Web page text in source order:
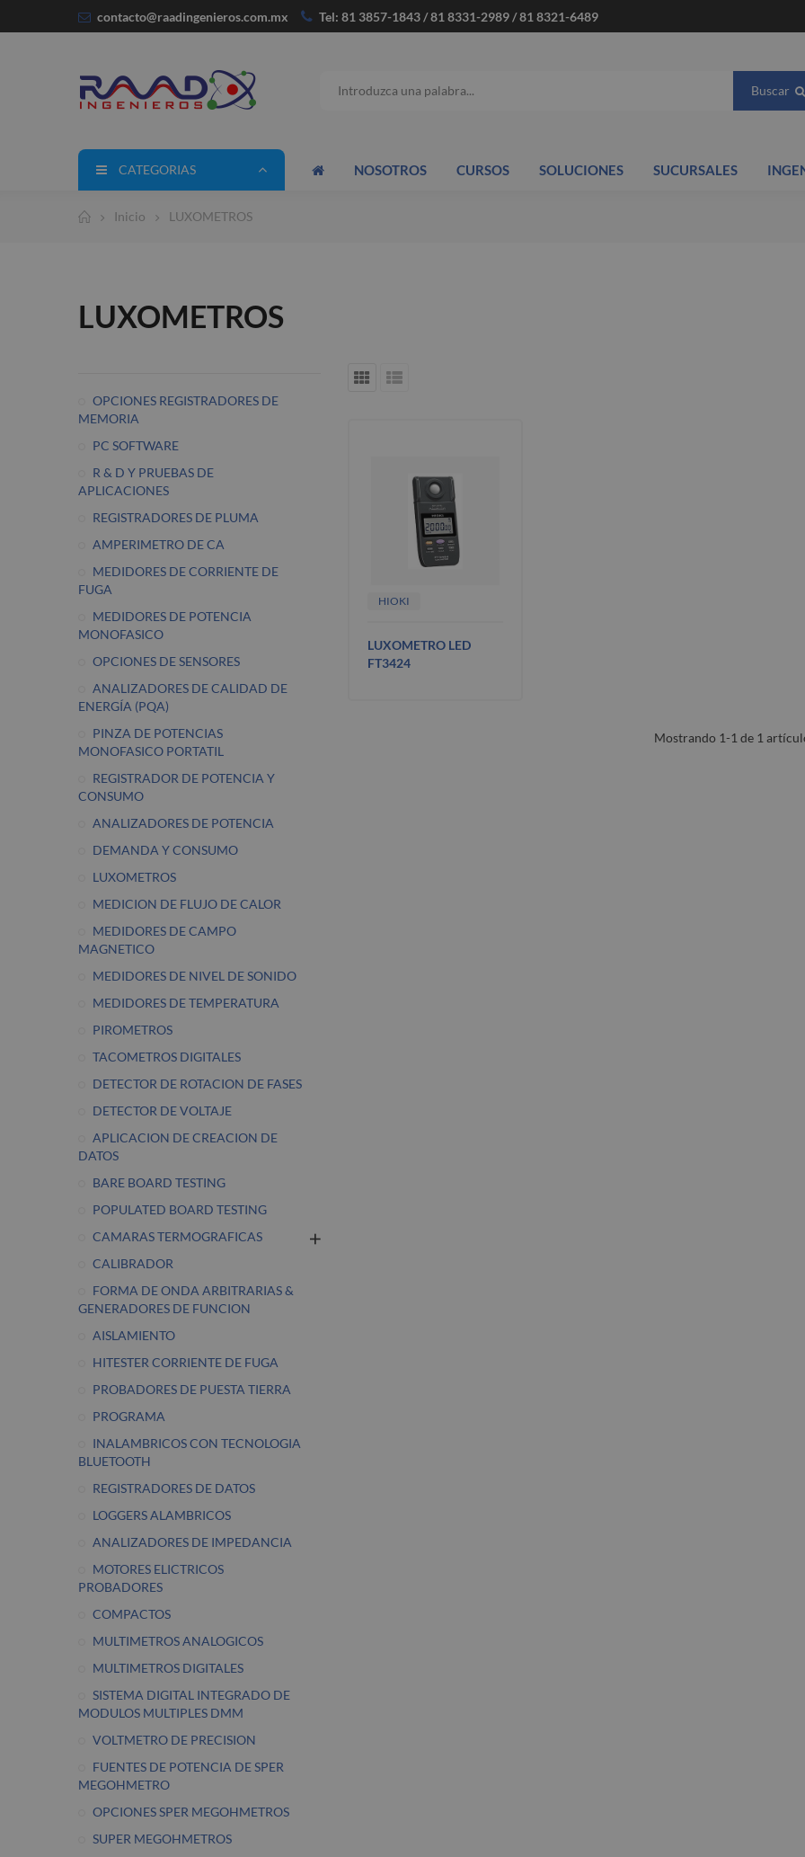
contacto@raadingenieros.com.mx Tel: 81 3857-1843 / 81 8331-2989 / 81 8321-6489
Buscar
CATEGORIAS NOSOTROS CURSOS SOLUCIONES SUCURSALES
Inicio LUXOMETROS
LUXOMETROS
HIOKI
LUXOMETRO LED
FT3424
Mostrando 1-1 de 1
OPCIONES REGISTRADORES DE
MEMORIA
PC SOFTWARE
R & D Y PRUEBAS DE
APLICACIONES
REGISTRADORES DE PLUMA
AMPERIMETRO DE CA
MEDIDORES DE CORRIENTE DE
FUGA
MEDIDORES DE POTENCIA
MONOFASICO
OPCIONES DE SENSORES
ANALIZADORES DE CALIDAD DE
ENERGÍA (PQA)
PINZA DE POTENCIAS
MONOFASICO PORTATIL
REGISTRADOR DE POTENCIA Y
CONSUMO
ANALIZADORES DE POTENCIA
DEMANDA Y CONSUMO
LUXOMETROS
MEDICION DE FLUJO DE CALOR
MEDIDORES DE CAMPO
MAGNETICO
MEDIDORES DE NIVEL DE SONIDO
MEDIDORES DE TEMPERATURA
PIROMETROS
TACOMETROS DIGITALES
DETECTOR DE ROTACION DE FASES
DETECTOR DE VOLTAJE
APLICACION DE CREACION DE
DATOS
BARE BOARD TESTING
POPULATED BOARD TESTING
CAMARAS TERMOGRAFICAS
CALIBRADOR
FORMA DE ONDA ARBITRARIAS &
GENERADORES DE FUNCION
AISLAMIENTO
HITESTER CORRIENTE DE FUGA
PROBADORES DE PUESTA TIERRA
PROGRAMA
INALAMBRICOS CON TECNOLOGIA
BLUETOOTH
REGISTRADORES DE DATOS
LOGGERS ALAMBRICOS
ANALIZADORES DE IMPEDANCIA
MOTORES ELICTRICOS
PROBADORES
COMPACTOS
MULTIMETROS ANALOGICOS
MULTIMETROS DIGITALES
SISTEMA DIGITAL INTEGRADO DE
MODULOS MULTIPLES DMM
VOLTMETRO DE PRECISION
FUENTES DE POTENCIA DE SPER
MEGOHMETRO
OPCIONES SPER MEGOHMETROS
SUPER MEGOHMETROS